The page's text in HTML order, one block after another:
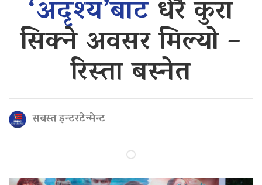
‘अदृश्य’बाटधेरै कुरा
सिक्ने अवसर मिल्यो –
रिस्ता बस्नेत
सबस्त इन्टरटेन्मेन्ट